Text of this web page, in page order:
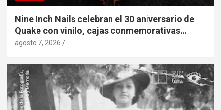
Nine Inch Nails celebran el 30 aniversario de
Quake con vinilo, cajas conmemorativas…
agosto 7, 2026